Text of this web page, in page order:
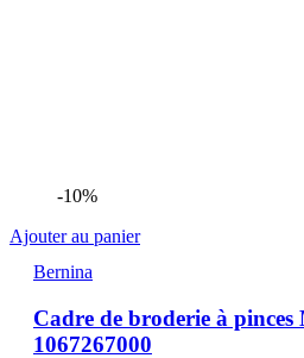
-10%
Ajouter au panier
Bernina
Cadre de broderie à
1067267000